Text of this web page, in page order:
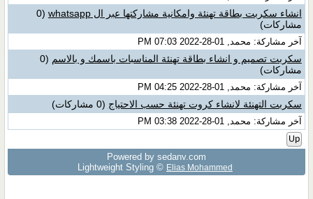
انشاء سكربت بطاقة تهنئة وامكانية مشاركتها عبر ال whatsapp
(0
مشاركات)
آخر مشاركة: محمد, 01-28-2022 07:03 PM
سكربت تصميم و انشاء بطاقة تهنئة المناسبات باسمك و بالاسم
(0
مشاركات)
آخر مشاركة: محمد, 01-28-2022 04:25 PM
سكربت التهنئة لانشاء كروت تهنئة حسب الاحتياج (0 مشاركات)
آخر مشاركة: محمد, 01-28-2022 03:38 PM
Up
Powered by sedany.com
Lightweight Styling © Elias Mohammed